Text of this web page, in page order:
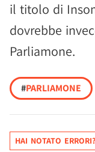
il titolo di
dovrebbe
Parliamone.
#PARLIAMONE
HAI NOTATO ERRORI?